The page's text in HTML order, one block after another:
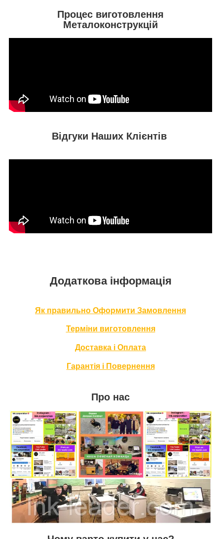
Процес виготовлення
Металоконструкцій
Відгуки Наших Клієнтів
Додаткова інформація
Як правильно Оформити Замовлення
Терміни виготовлення
Доставка і Оплата
Гарантія і Повернення
Про нас